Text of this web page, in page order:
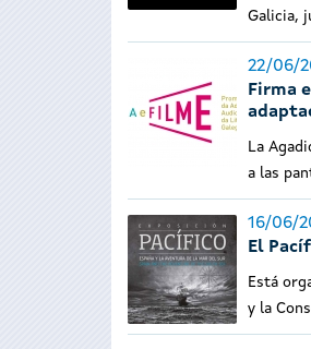
Galicia,
22/06/
Firma
La
a las
16/06/
El
Está
y la